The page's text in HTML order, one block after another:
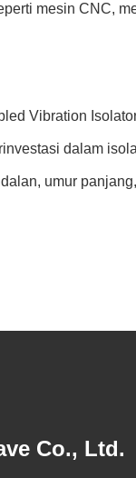
mesin CNC,
Vibration
dalam
umur
Co., Ltd.